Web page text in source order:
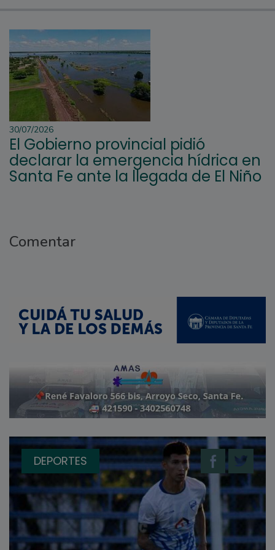
30/07/2026
El Gobierno provincial pidió
declarar la emergencia hídrica en
Santa Fe ante la llegada de El Niño
Comentar
DEPORTES